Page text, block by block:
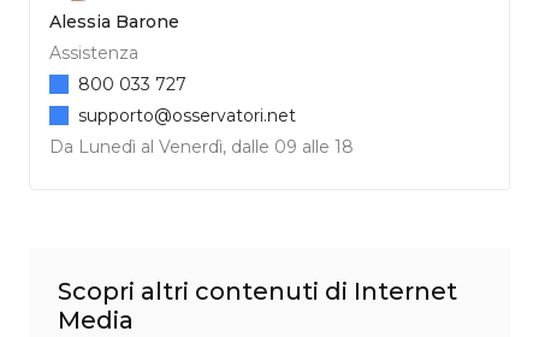
Alessia Barone
Assistenza
Da Lunedì al Venerdì, dalle 09 alle 18
800 033 727
supporto@osservatori.net
Scopri altri contenuti di Internet
Media